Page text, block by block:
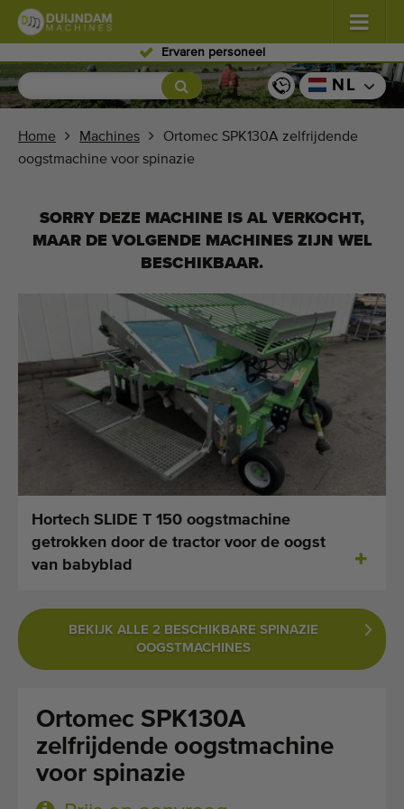
Ervaren personeel
Bloemen en planten (587)
Glastuinbouw groenten (350)
Fruitteelt (336)
Verkoop uw machine!
Zoek per soort
Laatst bekeken machines
Laatst toegevoegde machines
Merken
Veelgestelde vragen
Contact
NL
Home Machines
Ortomec SPK130A zelfrijdende
oogstmachine voor spinazie
SORRY DEZE MACHINE IS AL VERKOCHT,
MAAR DE VOLGENDE MACHINES ZIJN WEL
BESCHIKBAAR.
Hortech SLIDE T 150 oogstmachine
getrokken door de tractor voor de oogst
van babyblad
BEKIJK ALLE 2 BESCHIKBARE SPINAZIE
OOGSTMACHINES
Ortomec SPK130A
zelfrijdende oogstmachine
voor spinazie